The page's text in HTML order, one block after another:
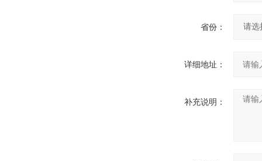
省份：
详细地址：
补充说明：